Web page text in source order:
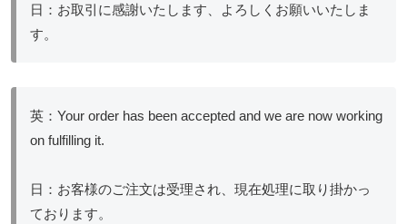
日：お取引に感謝いたします、よろしくお願いいたしま
す。
英：Your order has been accepted and we are now working
on fulfilling it.
日：お客様のご注文は受理され、現在処理に取り掛かっ
ております。